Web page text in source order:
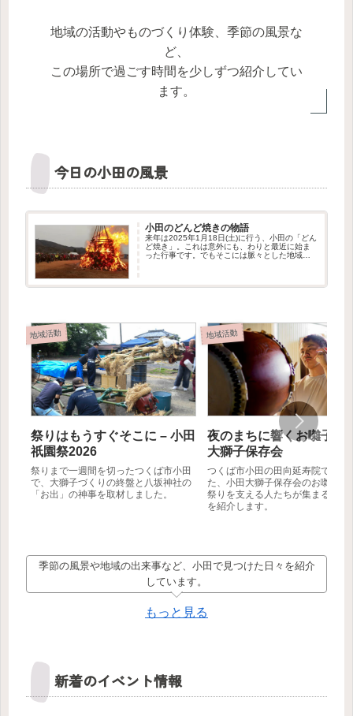
地域の活動やものづくり体験、季節の風景な
ど、
この場所で過ごす時間を少しずつ紹介してい
ます。
今日の小田の風景
小田のどんど焼きの物語
来年は2025年1月18日(土)に行う、小田の「どん
ど焼き」。これは意外にも、わりと最近に始ま
った行事です。でもそこには脈々とした地域の
地域活動
祭りはもうすぐそこに – 小田
祇園祭2026
祭りまで一週間を切ったつくば市小田
で、大獅子づくりの終盤と八坂神社の
「お出」の神事を取材しました。
地域活動
夜のまちに響くお囃子 –
大獅子保存会
つくば市小田の田向延寿院で行わ
た、小田大獅子保存会のお囃子練
祭りを支える人たちが集まる夏の
を紹介します。
季節の風景や地域の出来事など、小田で見つけた日々を紹介
しています。
もっと見る
新着のイベント情報